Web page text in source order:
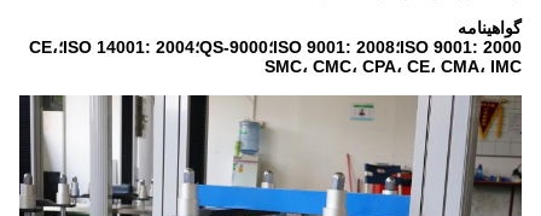
گواهینامه
ISO 9001: 2000؛ISO 9001: 2008؛QS-9000؛ISO 14001: 2004؛CE،
SMC، CMC، CPA، CE، CMA، IMC